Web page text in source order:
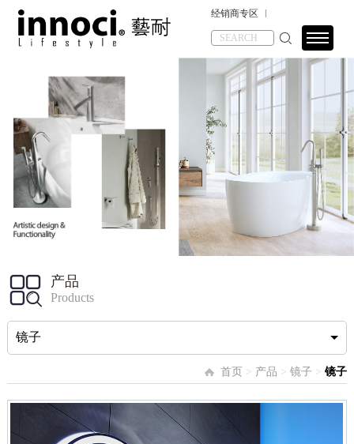
经销商专区
产品
Products
镜子
首页 > 产品 >镜子 >镜子